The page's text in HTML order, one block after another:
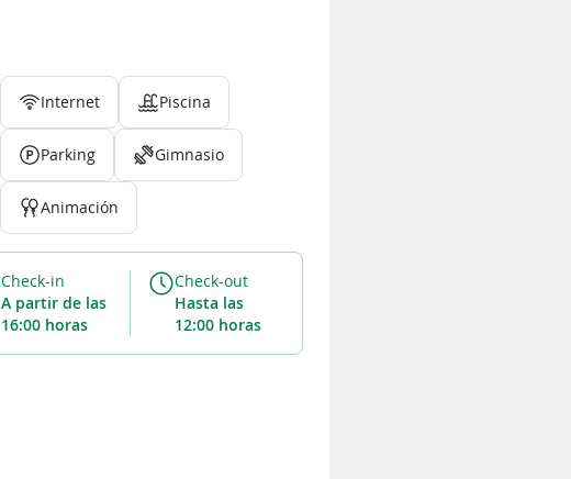
Internet Piscina
Parking Gimnasio
Animación
Check-in
A partir de las
16:00 horas
Check-out
Hasta las
12:00 horas